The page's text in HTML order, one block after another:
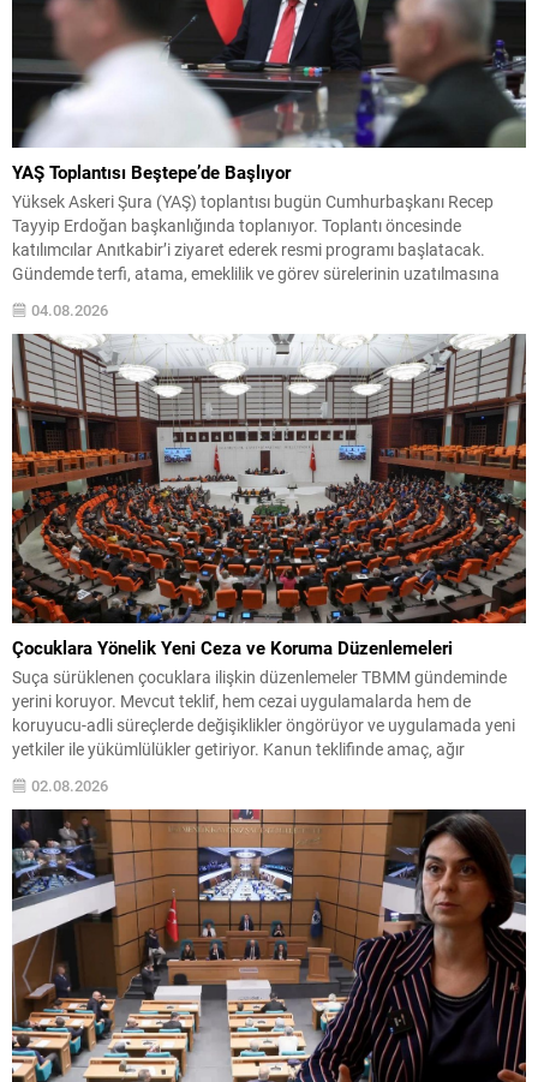
YAŞ Toplantısı Beştepe’de Başlıyor
Yüksek Askeri Şura (YAŞ) toplantısı bugün Cumhurbaşkanı Recep
Tayyip Erdoğan başkanlığında toplanıyor. Toplantı öncesinde
katılımcılar Anıtkabir’i ziyaret ederek resmi programı başlatacak.
Gündemde terfi, atama, emeklilik ve görev sürelerinin uzatılmasına
ilişkin dosyalar bulunuyor. Kurul, kara, deniz ve hava kuvvetlerindeki
rütbe hareketlerini ve kadrosuzluk ya da yaş haddi nedeniyle emekliye
ayrılacak personelin...
04.08.2026
Çocuklara Yönelik Yeni Ceza ve Koruma Düzenlemeleri
Suça sürüklenen çocuklara ilişkin düzenlemeler TBMM gündeminde
yerini koruyor. Mevcut teklif, hem cezai uygulamalarda hem de
koruyucu-adli süreçlerde değişiklikler öngörüyor ve uygulamada yeni
yetkiler ile yükümlülükler getiriyor. Kanun teklifinde amaç, ağır
suçlarda cezalandırma seçeneklerini netleştirirken aynı zamanda
çocuklara özgü koruyucu tedbirler ve izleme mekanizmalarını
güçlendirmek olarak özetlenebilir. Ceza Aralığında Değişiklikler...
02.08.2026